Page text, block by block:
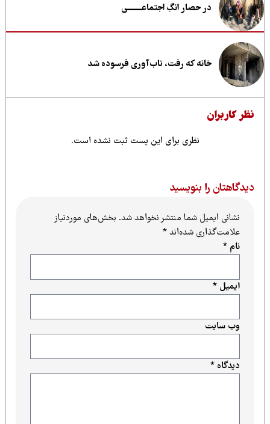
در حصار انگِ اجتماعــــــــی
خانه که رفت، تاب‌آوری فرسوده شد
کاربران
نظری برای این پست ثبت نشده است.
را بنویسید
نشانی ایمیل شما منتشر نخواهد شد.بخش‌های موردنیاز
علامت‌گذاری شده‌اند*
دیدگاه*
ایمیل*
وب‌ سایت